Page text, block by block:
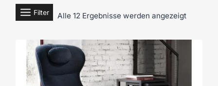
Filter Alle 12 Ergebnisse werden angezeigt